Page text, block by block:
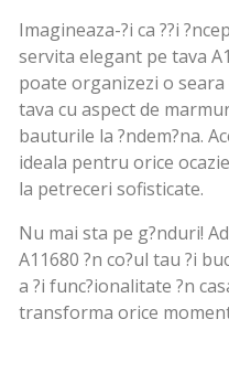
Imagineaza-?i ca ??i
servita elegant pe tava
poate organizezi o
tava cu aspect de
bauturile la ?ndem?na.
ideala pentru orice
la petreceri sofisticate.
Nu mai sta pe g?nduri!
A11680 ?n co?ul tau ?i
a ?i func?ionalitate ?n
transforma orice